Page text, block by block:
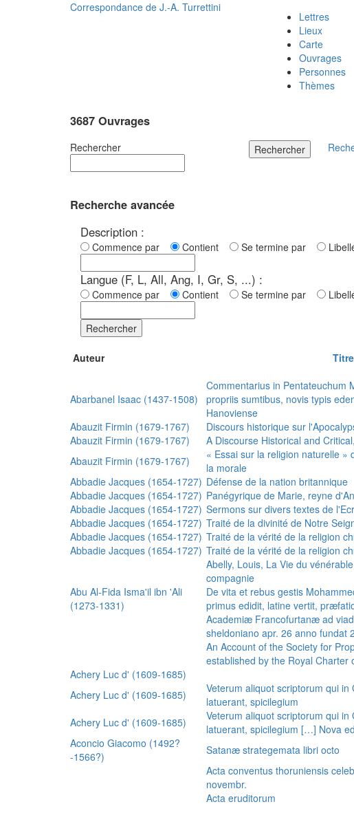
Correspondance de J.-A. Turrettini
Lettres
Lieux
Carte
Ouvrages
Personnes
Thèmes
3687 Ouvrages
Rechercher Rechercher
Recherche avancée
Description :
Commence par Contient Se termine par
Langue (F, L, All, Ang, I, Gr, S, ...) :
Commence par Contient Se termine par
Rechercher
Auteur
Abarbanel Isaac (1437-1508)
Commentarius in Pentateuchum
propriis sumtibus, novis typis
Hanoviense
Abauzit Firmin (1679-1767)
Discours historique sur
Abauzit Firmin (1679-1767)
A Discourse Historical and
Abauzit Firmin (1679-1767)
« Essai sur la religion naturelle
la morale
Abbadie Jacques (1654-1727) Défense de la nation britannique
Abbadie Jacques (1654-1727) Panégyrique de Marie, reyne
Abbadie Jacques (1654-1727) Sermons sur divers textes de
Abbadie Jacques (1654-1727) Traité de la divinité de Notre
Abbadie Jacques (1654-1727) Traité de la vérité de la religion
Abbadie Jacques (1654-1727) Traité de la vérité de la religion
Abelly, Louis, La Vie du
compagnie
Abu Al-Fida Isma'il ibn 'Ali
(1273-1331)
De vita et rebus gestis
primus edidit, latine vertit,
Academiæ Francofurtanæ ad
sheldoniano apr. 26 anno fundat
An Account of the Society for
established by the Royal Charter
Achery Luc d' (1609-1685)
Achery Luc d' (1609-1685)
Veterum aliquot scriptorum qui
latuerant, spicilegium
Achery Luc d' (1609-1685)
Veterum aliquot scriptorum qui
latuerant, spicilegium […] Nova
Aconcio Giacomo (1492?
-1566?)
Satanæ strategemata libri octo
Acta conventus thoruniensis
novembr.
Acta eruditorum